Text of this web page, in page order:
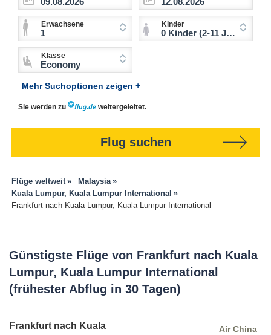
Erwachsene
1
Kinder
0 Kinder (2-11 Jahre)
Klasse
Economy
Mehr Suchoptionen zeigen +
Sie werden zu weitergeleitet.
Flug suchen
Flüge weltweit
Malaysia
Kuala Lumpur, Kuala Lumpur International
Frankfurt nach Kuala Lumpur, Kuala Lumpur International
Günstigste Flüge von Frankfurt nach Kuala
Lumpur, Kuala Lumpur International
(frühester Abflug in 30 Tagen)
Frankfurt nach Kuala
Air China